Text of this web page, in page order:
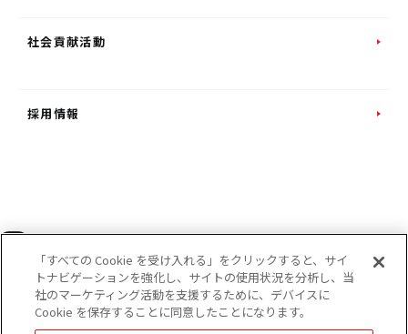
社会貢献活動
採用情報
｜個人情報の保護
「すべての Cookie を受け入れる」をクリックすると、サイ
トナビゲーションを強化し、サイトの使用状況を分析し、当
社のマーケティング活動を支援するために、デバイスに
Cookie を保存することに同意したことになります。